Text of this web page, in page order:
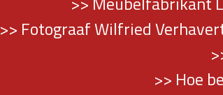
>> Fotograaf Wilfried
>> Hoe